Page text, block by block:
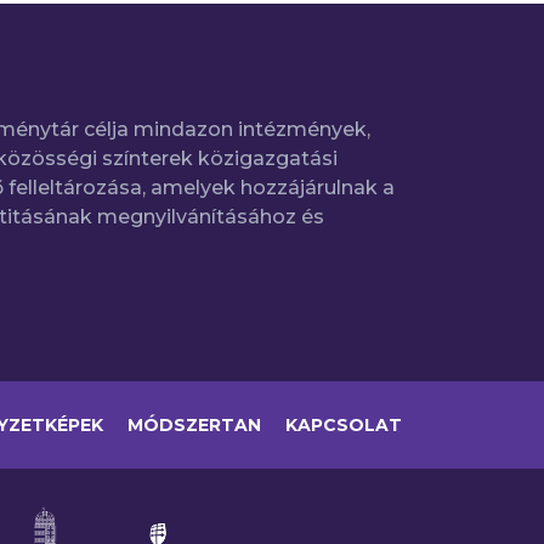
célja mindazon intézmények,
színterek közigazgatási
amelyek hozzájárulnak a
megnyilvánításához és
MÓDSZERTAN KAPCSOLAT